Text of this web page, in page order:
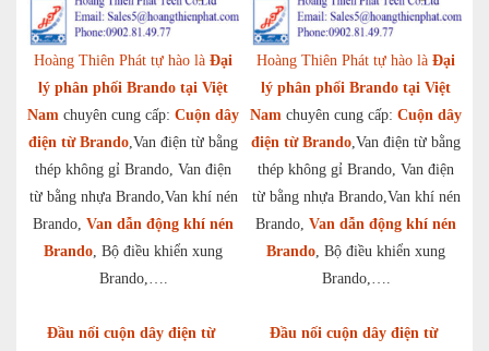
Hoàng Thiên Phát tự hào là Đại
lý phân phối Brando tại Việt
Nam chuyên cung cấp: Cuộn dây
điện từ Brando,Van điện từ bằng
thép không gỉ Brando, Van điện
từ bằng nhựa Brando,Van khí nén
Brando, Van dẫn động khí nén
Brando, Bộ điều khiển xung
Brando,….
Đầu nối cuộn dây điện từ
Hoàng Thiên Phát tự hào là Đại
lý phân phối Brando tại Việt
Nam chuyên cung cấp: Cuộn dây
điện từ Brando,Van điện từ bằng
thép không gỉ Brando, Van điện
từ bằng nhựa Brando,Van khí nén
Brando, Van dẫn động khí nén
Brando, Bộ điều khiển xung
Brando,….
Đầu nối cuộn dây điện từ